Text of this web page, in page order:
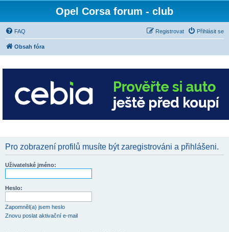
Opel Corsa forum - club
FAQ Přihlásit se
Registrovat
Obsah fóra
Pro zobrazení profilů musíte být zaregistrováni a přihlášeni.
Uživatelské jméno:
Heslo:
Zapomněl(a) jsem heslo
Znovu poslat aktivační e-mail